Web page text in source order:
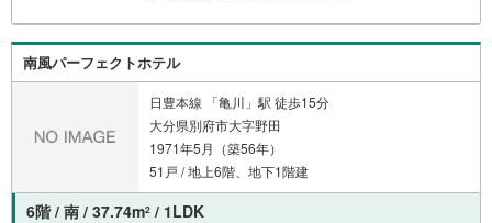
南風パーフェクトホテル
日豊本線 「亀川」駅 徒歩15分
大分県別府市大字野田
1971年5月（築56年）
51戸 / 地上6階、地下1階建
6階 / 南 / 37.74m2 / 1LDK